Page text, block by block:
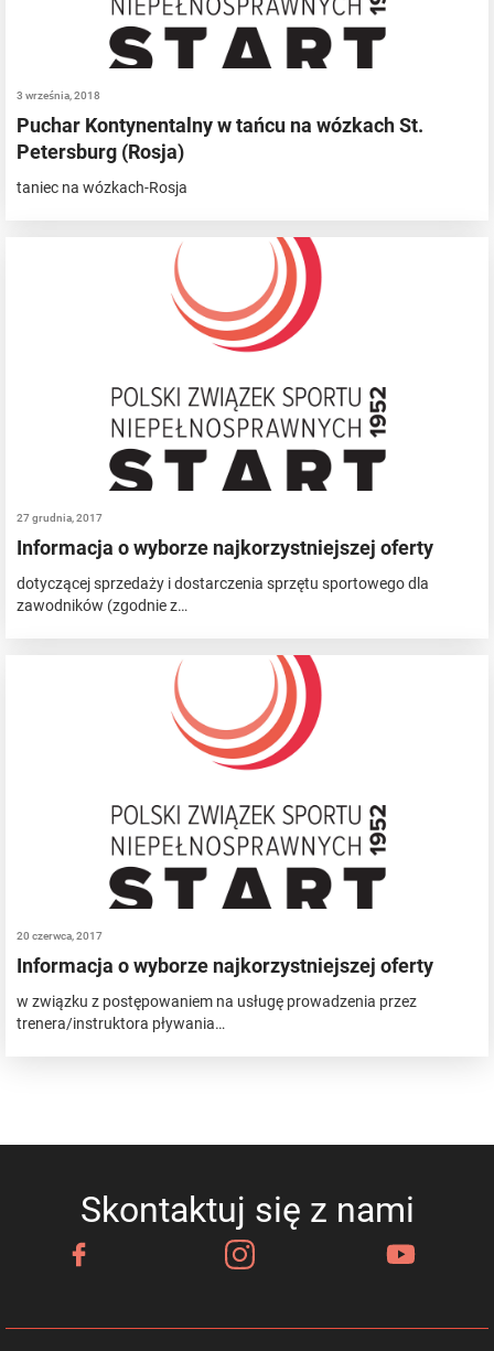
3 września, 2018
Puchar Kontynentalny w tańcu na wózkach St.
Petersburg (Rosja)
taniec na wózkach-Rosja
27 grudnia, 2017
Informacja o wyborze najkorzystniejszej oferty
dotyczącej sprzedaży i dostarczenia sprzętu sportowego dla
zawodników (zgodnie z…
20 czerwca, 2017
Informacja o wyborze najkorzystniejszej oferty
w związku z postępowaniem na usługę prowadzenia przez
trenera/instruktora pływania…
Skontaktuj się z nami